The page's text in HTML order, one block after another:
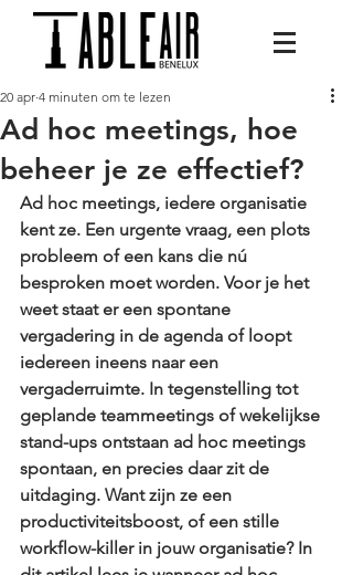
Ad hoc meetings, hoe
beheer je ze effectief?
20 apr 4 minuten om te lezen
Ad hoc meetings, iedere organisatie
kent ze. Een urgente vraag, een plots
probleem of een kans die nú
besproken moet worden. Voor je het
weet staat er een spontane
vergadering in de agenda of loopt
iedereen ineens naar een
vergaderruimte. In tegenstelling tot
geplande teammeetings of wekelijkse
stand-ups ontstaan ad hoc meetings
spontaan, en precies daar zit de
uitdaging. Want zijn ze een
productiviteitsboost, of een stille
workflow-killer in jouw organisatie? In